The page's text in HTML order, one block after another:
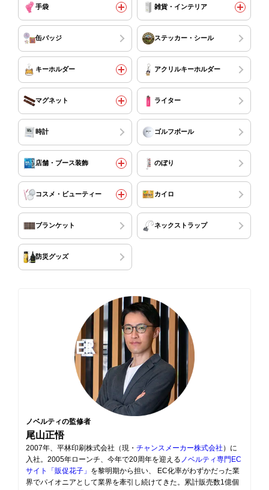
手袋 雑貨・インテリア
缶バッジ ステッカー・シール
キーホルダー アクリルキーホルダー
マグネット ライター
時計 ゴルフボール
店舗・ブース装飾 のぼり
コスメ・ビューティー カイロ
ブランケット ネックストラップ
防災グッズ
ノベルティの監修者
尾山正悟
2007年、平林印刷株式会社（現・ チャンスメーカー株式会社 ）に
入社。2005年ローンチ、今年で20周年を迎える ノベルティ専門EC
サイト「販促花子」 を黎明期から担い、 EC化率がわずかだった業
界でパイオニアとして業界を牽引し続けてきた。累計販売数1億個